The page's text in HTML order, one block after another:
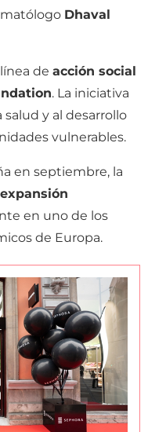
Dhaval
de acción social
. La iniciativa
y al desarrollo
vulnerables.
en septiembre, la
expansión
en uno de los
de Europa.